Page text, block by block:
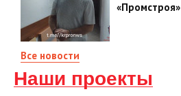
Все новости
Наши проекты